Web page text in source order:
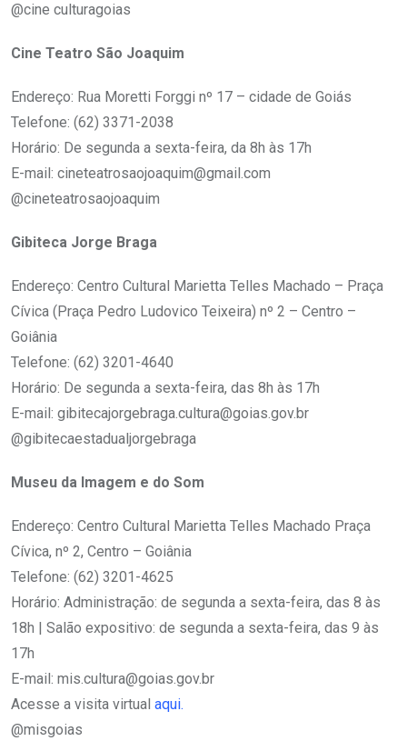
@cine culturagoias
Cine Teatro São Joaquim
Endereço: Rua Moretti Forggi nº 17 – cidade de Goiás
Telefone: (62) 3371-2038
Horário: De segunda a sexta-feira, da 8h às 17h
E-mail: cineteatrosaojoaquim@gmail.com
@cineteatrosaojoaquim
Gibiteca Jorge Braga
Endereço: Centro Cultural Marietta Telles Machado – Praça
Cívica (Praça Pedro Ludovico Teixeira) nº 2 – Centro –
Goiânia
Telefone: (62) 3201-4640
Horário: De segunda a sexta-feira, das 8h às 17h
E-mail: gibitecajorgebraga.cultura@goias.gov.br
@gibitecaestadualjorgebraga
Museu da Imagem e do Som
Endereço: Centro Cultural Marietta Telles Machado Praça
Cívica, nº 2, Centro – Goiânia
Telefone: (62) 3201-4625
Horário: Administração: de segunda a sexta-feira, das 8 às
18h | Salão expositivo: de segunda a sexta-feira, das 9 às
17h
E-mail: mis.cultura@goias.gov.br
Acesse a visita virtual aqui.
@misgoias